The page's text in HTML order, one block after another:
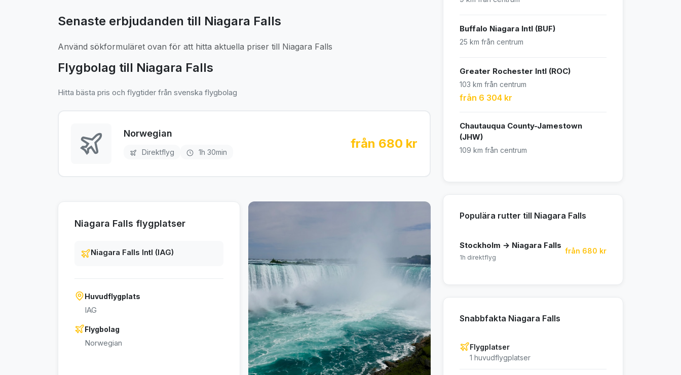
Senaste erbjudanden till Niagara Falls
Använd sökformuläret ovan för att hitta aktuella priser till Niagara Falls
Flygbolag till Niagara Falls
Hitta bästa pris och flygtider från svenska flygbolag
Norwegian
Direktflyg 1h 30min
från 680 kr
Niagara Falls flygplatser
Niagara Falls Intl (IAG)
Huvudflygplats
IAG
Flygbolag
Norwegian
Buffalo Niagara Intl (BUF)
25 km från centrum
Greater Rochester Intl (ROC)
103 km från centrum
från 6 304 kr
Chautauqua County-Jamestown
(JHW)
109 km från centrum
Populära rutter till Niagara Falls
Stockholm → Niagara Falls
1h direktflyg
från 680 kr
Snabbfakta Niagara Falls
Flygplatser
1 huvudflygplatser